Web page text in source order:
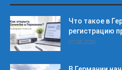
Что такое в
регистрацию
07.08.2026